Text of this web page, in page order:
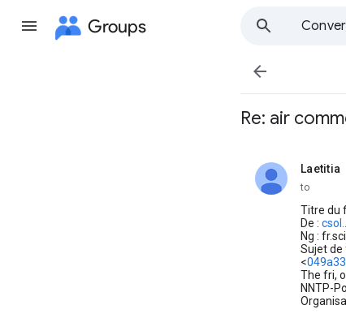
Groups

Re: air
Laetitia
unread,
to
Titre du
De :
Ng :
Sujet de
<
The fri,
NNTP-